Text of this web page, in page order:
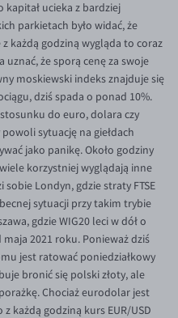
kapitał ucieka z bardziej
parkietach było widać, że
każdą godziną wygląda to coraz
uznać, że sporą cenę za swoje
moskiewski indeks znajduje się
dziś spada o ponad 10%.
do euro, dolara czy
sytuację na giełdach
jako panikę. Około godziny
korzystniej wyglądają inne
Londyn, gdzie straty FTSE
sytuacji przy takim trybie
gdzie WIG20 leci w dół o
2021 roku. Ponieważ dziś
jest ratować poniedziałkowy
bronić się polski złoty, ale
Chociaż eurodolar jest
każdą godziną kurs EUR/USD